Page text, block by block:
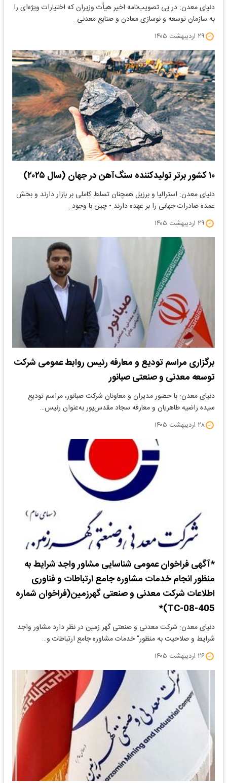
دنیای معدن: در پی تصویب‌نامه اخیر هیأت وزیران که اختیارات ویژه‌ای را
به سازمان توسعه و نوسازی معادن و صنایع معدنی…
۲۹ اردیبهشت ۱۴۰۵
۱۰ کشور برتر تولیدکننده سنگ‌آهن در جهان (سال ۲۰۲۵)
دنیای معدن: استرالیا و برزیل همچنان تسلط کاملی بر بازار دارند و بخش
عمده صادرات جهانی را بر عهده دارند.• چین با وجود…
۲۹ اردیبهشت ۱۴۰۵
برگزاری مراسم تودیع و معارفه رئیس روابط عمومی شرکت
توسعه معدنی و صنعتی صبانور
دنیای معدن: با حضور مدیران و معاونان شرکت صبانور، مراسم تودیع
سیده راضیه طاهریان و معارفه سجاد مقدس‌پور به‌عنوان رئیس…
۲۸ اردیبهشت ۱۴۰۵
*آگهی فراخوان عمومی شناسایی مشاور واجد شرایط به
منظور انجام خدمات مشاوره جامع ارتباطات و فناوری
اطلاعات شرکت معدنی و صنعتی گهرزمین(فراخوان شماره
405-TC-08)*
دنیای معدن: شرکت معدنی و صنعتی گهر زمین در نظر دارد مشاور واجد
شرایط و صلاحیت به منظور" خدمات مشاوره جامع ارتباطات و…
۲۶ اردیبهشت ۱۴۰۵